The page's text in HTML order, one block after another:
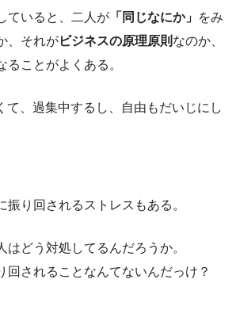
ていると、二人が 「同じなにか」 をみ
、それがビジネスの原理原則 なのか、
ことがよくある。
て、過集中するし、自由もだいじにし
振り回されるストレスもある。
はどう対処してるんだろうか。
回されることなんてないんだっけ？